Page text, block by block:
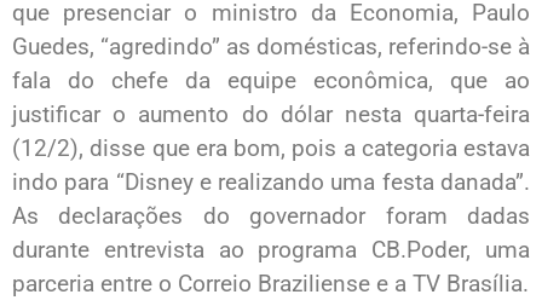
que presenciar o ministro da Economia, Paulo
Guedes, “agredindo” as domésticas, referindo-se à
fala do chefe da equipe econômica, que ao
justificar o aumento do dólar nesta quarta-feira
(12/2), disse que era bom, pois a categoria estava
indo para “Disney e realizando uma festa danada”.
As declarações do governador foram dadas
durante entrevista ao programa CB.Poder, uma
parceria entre o Correio Braziliense e a TV Brasília.